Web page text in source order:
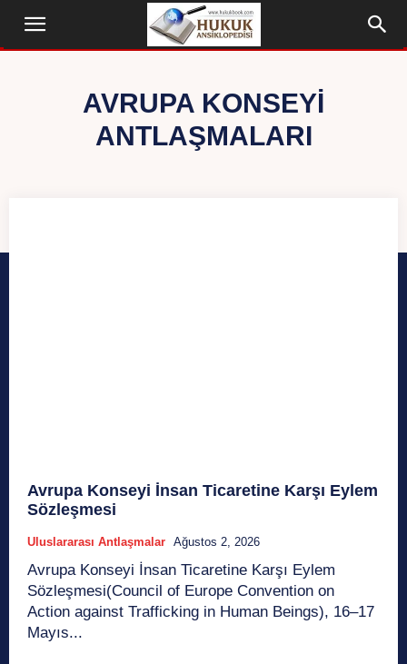
AVRUPA KONSEYI
ANTLAŞMALARI
Avrupa Konseyi İnsan Ticaretine Karşı Eylem
Sözleşmesi
Uluslararası Antlaşmalar Ağustos 2, 2026
Avrupa Konseyi İnsan Ticaretine Karşı Eylem
Sözleşmesi(Council of Europe Convention on
Action against Trafficking in Human Beings), 16–17
Mayıs...